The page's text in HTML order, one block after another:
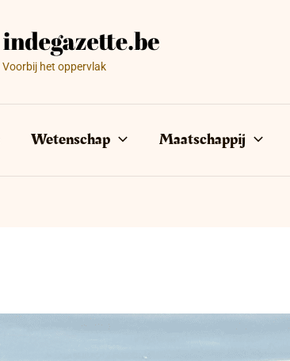
Voorbij het oppervlak
Wetenschap Maatschappij